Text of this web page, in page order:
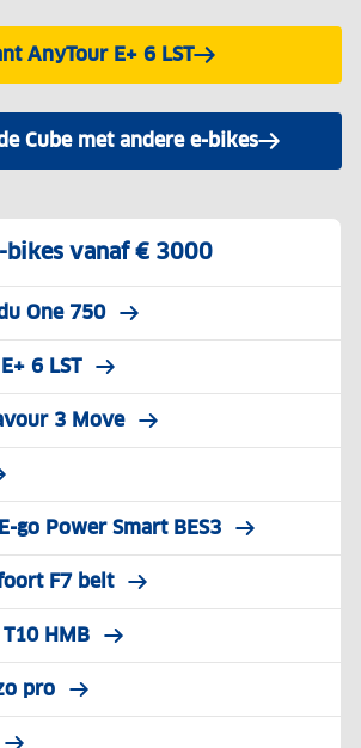
AnyTour E+ 6 LST
Cube met andere e-bikes
bikes vanaf € 3000
One 750
6 LST
3 Move
go Power Smart BES3
F7 belt
HMB
pro